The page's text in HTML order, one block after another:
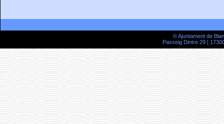
© Ajuntament de
Passeig Dintre 29 |